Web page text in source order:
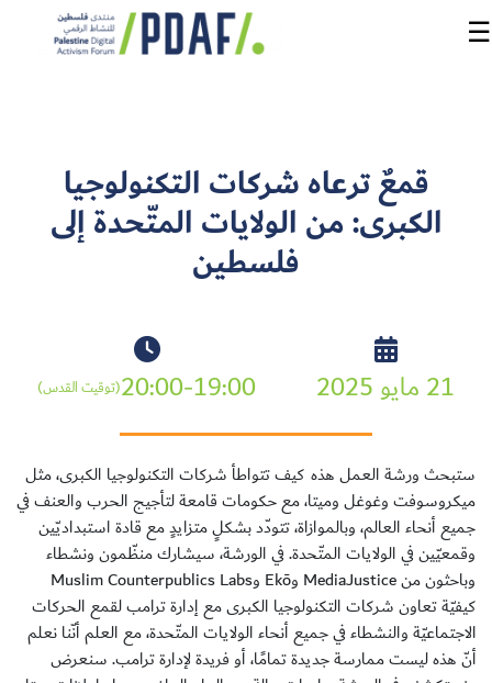
فعاليات
المنتدى
ومتحدثون
سابقة
سجل الآن
☰
قمعٌ ترعاه شركات التكنولوجيا
الكبرى: من الولايات المتّحدة إلى
فلسطين
21 مايو 2025 20:00-19:00(توقيت القدس)
ستبحث ورشة العمل هذه كيف تتواطأ شركات التكنولوجيا الكبرى، مثل
ميكروسوفت وغوغل وميتا، مع حكومات قامعة لتأجيج الحرب والعنف في
جميع أنحاء العالم، وبالموازاة، تتودّد بشكلٍ متزايدٍ مع قادة استبداديّين
وقمعيّين في الولايات المتّحدة. في الورشة، سيشارك منظّمون ونشطاء
وباحثون من MediaJustice وEkō وMuslim Counterpublics Labs
كيفيّة تعاون شركات التكنولوجيا الكبرى مع إدارة ترامب لقمع الحركات
الاجتماعيّة والنشطاء في جميع أنحاء الولايات المتّحدة، مع العلم أنّنا نعلم
أنّ هذه ليست ممارسة جديدة تمامًا، أو فريدة لإدارة ترامب. سنعرض